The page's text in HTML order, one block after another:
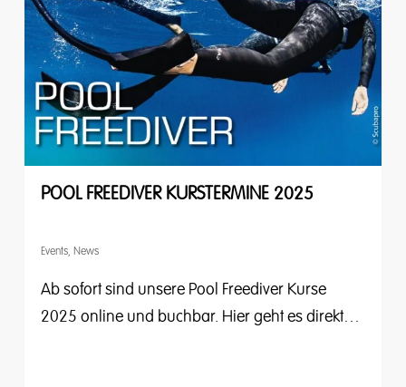
POOL FREEDIVER KURSTERMINE 2025
Events, News
Ab sofort sind unsere Pool Freediver Kurse
2025 online und buchbar. Hier geht es direkt…